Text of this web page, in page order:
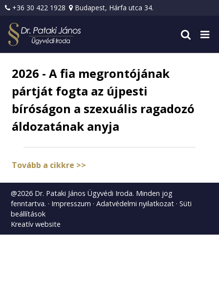
+36 30 422 1928 Budapest, Hárfa utca 34.
2026 - A fia megrontójának
pártját fogta az újpesti
bíróságon a szexuális ragadozó
áldozatának anyja
Tovább a cikkre >>
@2026 Dr. Pataki János Ügyvédi Iroda. Minden jog
fenntartva.
Impresszum Adatvédelmi nyilatkozat
Süti
beállítások
Kreatív website